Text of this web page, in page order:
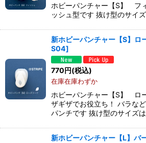
ホビーパンチャー【S】 フ
ッシュ型です 抜け型のサイ
新ホビーパンチャー【S】ロ
S04]
770円(税込)
在庫在庫わずか
ホビーパンチャー【S】 ロ
ザギザでお役立ち！ バラな
パンチです 抜け型のサイズ
新ホビーパンチャー【L】バ